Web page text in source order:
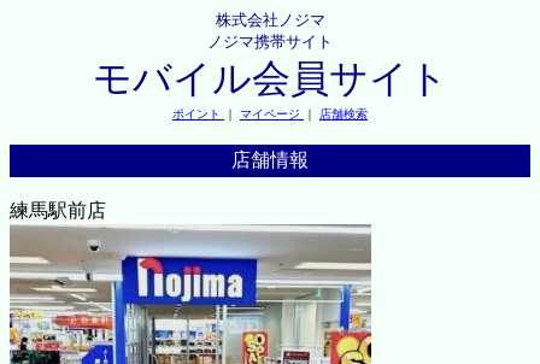
株式会社ノジマ
ノジマ携帯サイト
モバイル会員サイト
ポイント ｜ マイページ ｜ 店舗検索
店舗情報
練馬駅前店